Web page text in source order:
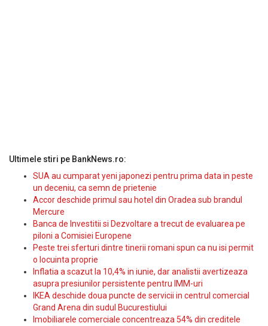
Ultimele stiri pe BankNews.ro:
SUA au cumparat yeni japonezi pentru prima data in peste
un deceniu, ca semn de prietenie
Accor deschide primul sau hotel din Oradea sub brandul
Mercure
Banca de Investitii si Dezvoltare a trecut de evaluarea pe
piloni a Comisiei Europene
Peste trei sferturi dintre tinerii romani spun ca nu isi permit
o locuinta proprie
Inflatia a scazut la 10,4% in iunie, dar analistii avertizeaza
asupra presiunilor persistente pentru IMM-uri
IKEA deschide doua puncte de servicii in centrul comercial
Grand Arena din sudul Bucurestiului
Imobiliarele comerciale concentreaza 54% din creditele